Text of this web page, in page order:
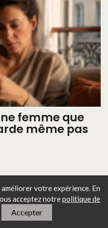
votre expérience. En
acceptez notrepolitique de
Accepter
femme que
même pas
soigner un bouton
qu'il laisse de